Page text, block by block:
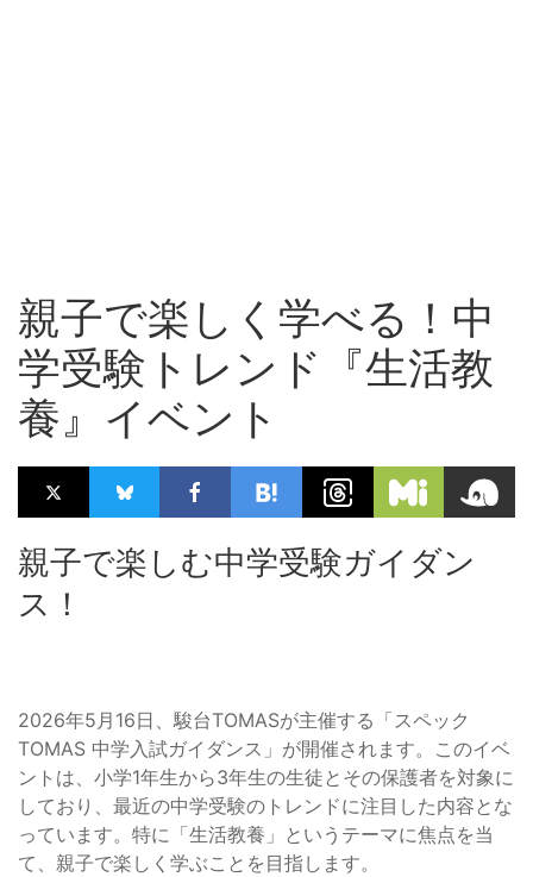
親子で楽しく学べる！中
学受験トレンド『生活教
養』イベント
親子で楽しむ中学受験ガイダン
ス！
2026年5月16日、駿台TOMASが主催する「スペック
TOMAS 中学入試ガイダンス」が開催されます。このイベ
ントは、小学1年生から3年生の生徒とその保護者を対象に
しており、最近の中学受験のトレンドに注目した内容とな
っています。特に「生活教養」というテーマに焦点を当
て、親子で楽しく学ぶことを目指します。